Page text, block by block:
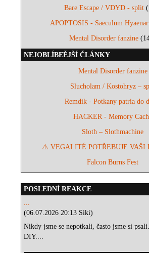
Bare Escape / VDYD - split
APOPTOSIS - Saeculum
Mental Disorder fanzine
NEJOBLÍBEĚJŠÍ ČLÁNKY
Mental Disorder fanzine
Slucholam / Kostohryz –
Remdik - Potkany patria do
HACKER - Memory
Sloth – Slothmachine
⚠️ VEGALITÉ POTŘEBUJE VAŠI
Falcon Burns Fest
POSLEDNÍ REAKCE
...
(06.07.2026 20:13 Siki)
Nikdy jsme se nepotkali, často jsme si
DIY....